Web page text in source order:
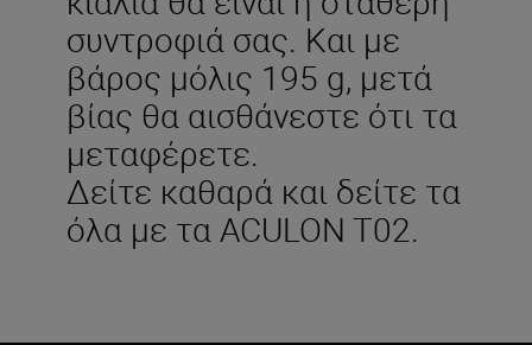
συντροφιά σας. Και με
βάρος μόλις 195 g, μετά
βίας θα αισθάνεστε ότι τα
μεταφέρετε.
Δείτε καθαρά και δείτε τα
όλα με τα ACULON T02.